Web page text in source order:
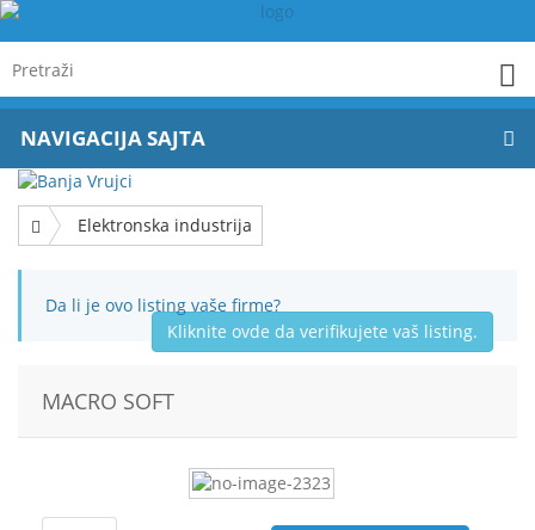
NAVIGACIJA SAJTA
Elektronska industrija
Da li je ovo listing vaše firme?
Kliknite ovde da verifikujete vaš listing.
MACRO SOFT